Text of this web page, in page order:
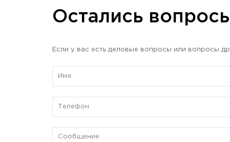
Остались
Если у вас есть деловые вопросы или вопросы